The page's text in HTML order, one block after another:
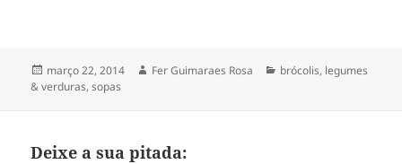
Publicado
em
março 22, 2014 Autor
Fer Guimaraes Rosa Categorias
brócolis, legumes
& verduras,sopas
Deixe a sua pitada: